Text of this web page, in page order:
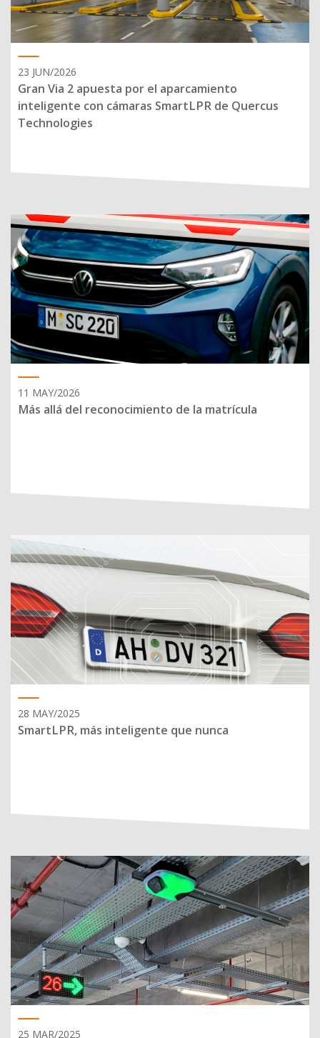
23 JUN/2026
Gran Via 2 apuesta por el aparcamiento
inteligente con cámaras SmartLPR de Quercus
Technologies
11 MAY/2026
Más allá del reconocimiento de la matrícula
28 MAY/2025
SmartLPR, más inteligente que nunca
25 MAR/2025